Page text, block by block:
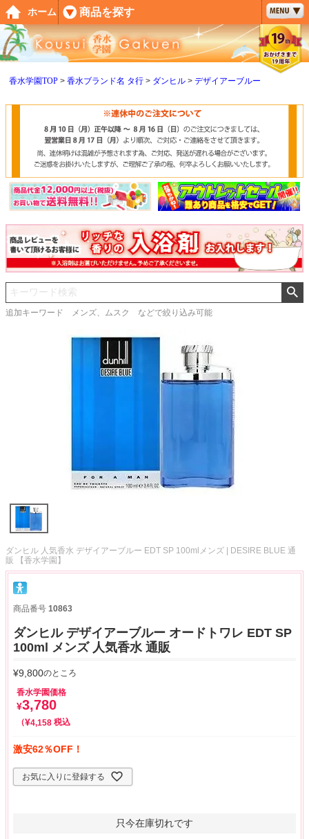
香水学園TOP 香水ブランド名 タ行 ダンヒル デザイアーブルー
追加キーワード メンズ、ムスク などで絞り込み可能
ダンヒル 人気香水 デザイアーブルー EDT SP 100mlメンズ | DESIRE BLUE 通
販 【香水学園】
商品番号 10863
ダンヒル デザイアーブルー オードトワレ EDT SP
100ml メンズ 人気香水 通販
¥9,800のところ
香水学園価格
¥3,780
¥4,158 税込
激安62％OFF！
お気に入りに登録する
只今在庫切れです
ペー
ジト
ップ
へ
ホーム 商品を探す